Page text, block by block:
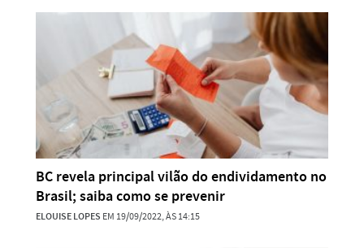
BC revela principal vilão do endividamento no
Brasil; saiba como se prevenir
ELOUISE LOPES EM 19/09/2022, ÀS 14:15